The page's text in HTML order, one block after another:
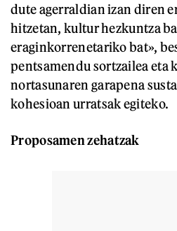
dute agerraldian izan diren
hitzetan, kultur hezkuntza
eraginkorrenetariko bat»,
pentsamendu sortzailea eta
nortasunaren garapena
kohesioan urratsak egiteko.
Proposamen zehatzak